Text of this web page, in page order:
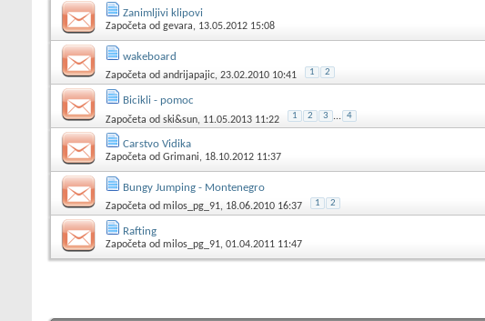
Zanimljivi klipovi
Započeta od gevara, 13.05.2012 15:08
wakeboard
Započeta od andrijapajic, 23.02.2010 10:41 1 2
Bicikli - pomoc
Započeta od ski&sun, 11.05.2013 11:22 1 2 3 ... 4
Carstvo Vidika
Započeta od Grimani, 18.10.2012 11:37
Bungy Jumping - Montenegro
Započeta od milos_pg_91, 18.06.2010 16:37 1 2
Rafting
Započeta od milos_pg_91, 01.04.2011 11:47